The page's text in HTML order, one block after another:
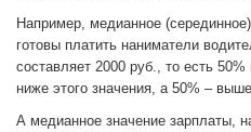
Например, медианное
готовы платить наниматели
составляет 2000 руб., то есть
ниже этого значения, а 50% – выше.
А медианное значение зарплаты,